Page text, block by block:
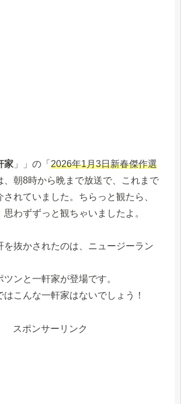
家 」」の「 2026年1月3日新春傑作選
、朝8時から晩まで放送で、これまで
れていました。ちらっと観たら、
わずずっと観ちゃいましたよ。
を抜かされたのは、ニュージーラン
ツンと一軒家が登場です。
はこんな一軒家はないでしょう！
スポンサーリンク